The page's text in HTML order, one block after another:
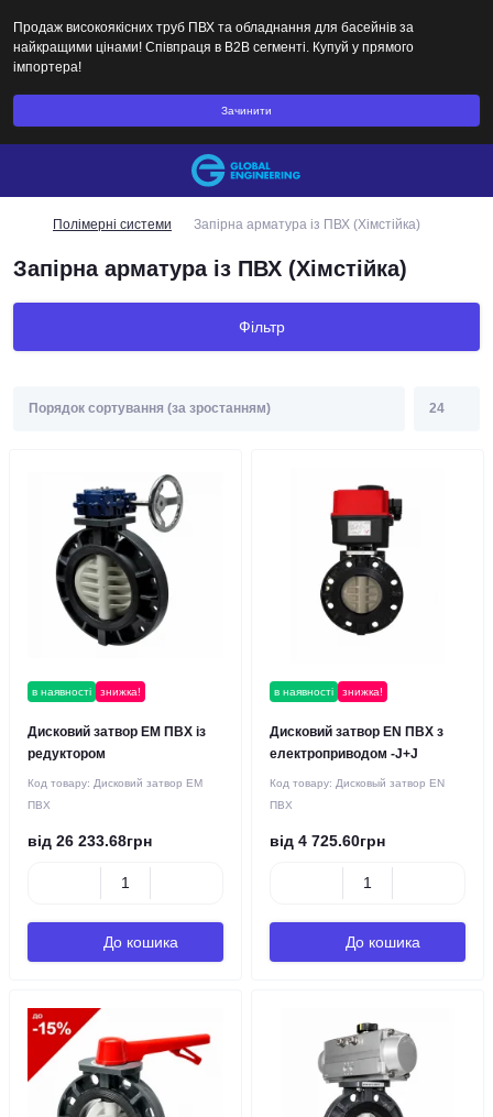
Продаж високоякісних труб ПВХ та обладнання для басейнів за
найкращими цінами! Співпраця в B2B сегменті. Купуй у прямого
імпортера!
Зачинити
Полімерні системи Запірна арматура із ПВХ (Хімстійка)
Запірна арматура із ПВХ (Хімстійка)
Фільтр
в наявності знижка!
Дисковий затвор EM ПВХ із
редуктором
Код товару: Дисковий затвор EM
ПВХ
від 26 233.68грн
До кошика
в наявності знижка!
Дисковий затвор EN ПВХ з
електроприводом -J+J
Код товару: Дисковый затвор EN
ПВХ
від 4 725.60грн
До кошика